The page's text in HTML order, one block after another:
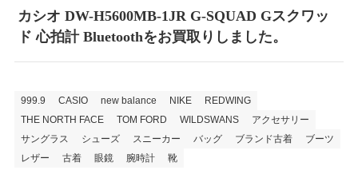
カシオ DW-H5600MB-1JR G-SQUAD Gスクワッ
ド 心拍計 Bluetoothをお買取りしました。
999.9 CASIO new balance NIKE
REDWING
THE NORTH FACE
TOM FORD WILDSWANS
アクセサリー
サングラス
シューズ スニーカー バッグ ブランド古着
ブーツ
レザー
古着 眼鏡 腕時計 靴